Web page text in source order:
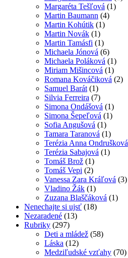
Margaréta Tešľová (1)
Martin Baumann (4)
Martin Kohútik (1)
Martin Novák (1)
Martin Tamásfi (1)
Michaela Jónová (6)
Michaela Poláková (1)
Miriam Mišincová (1)
Romana Kováčiková (2)
Samuel Barát (1)
Silvia Ferreira (7)
Simona Ondášová (1)
Simona Šepeľová (1)
Sofia Angušová (1)
Tamara Taranová (1)
Terézia Anna Ondrušková
Terézia Sabajová (1)
Tomáš Brož (1)
Tomáš Vepi (2)
Vanessa Zara Kráľová (3)
Vladino Žák (1)
Zuzana Blaščáková (1)
Nenechajte si ujsť (18)
Nezaradené (13)
Rubriky (297)
Deti a mládež (58)
Láska (12)
Medziľudské vzťahy (70)